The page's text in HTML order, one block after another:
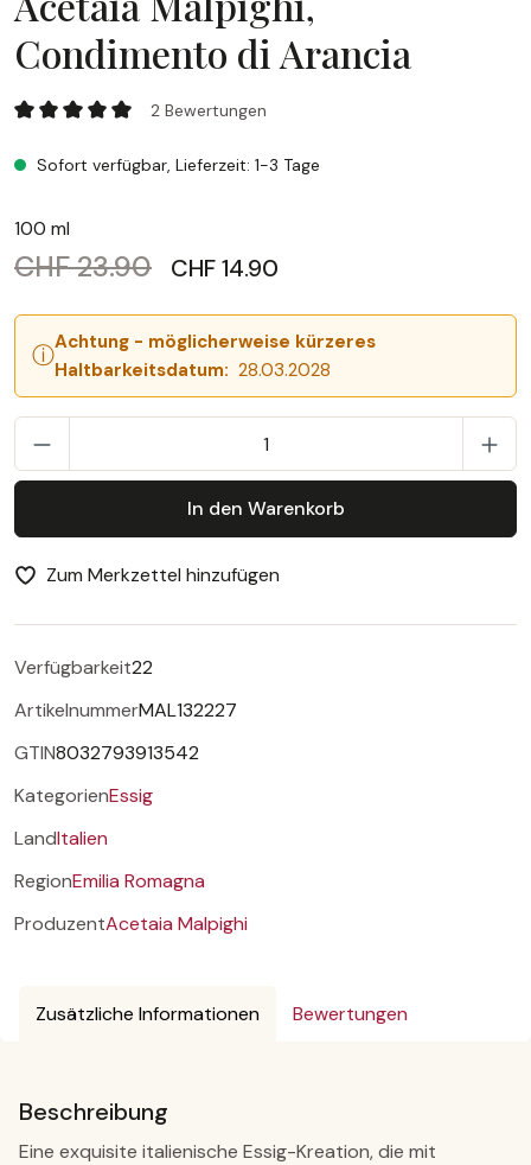
Condimento di Arancia
Acetaia Malpighi, Condimento di Arancia
2 Bewertungen
Sofort verfügbar, Lieferzeit: 1-3 Tage
100 ml
CHF 23.90 CHF 14.90
ⓘAchtung - möglicherweise kürzeres
Haltbarkeitsdatum: 28.03.2028
In den Warenkorb
Zum Merkzettel hinzufügen
Verfügbarkeit22
ArtikelnummerMAL132227
GTIN8032793913542
KategorienEssig
LandItalien
RegionEmilia Romagna
ProduzentAcetaia Malpighi
Zusätzliche Informationen Bewertungen
Beschreibung
Eine exquisite italienische Essig-Kreation, die mit